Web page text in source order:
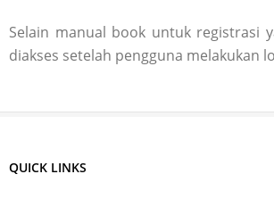
Selain manual book untuk registrasi
diakses setelah pengguna melakukan
QUICK LINKS